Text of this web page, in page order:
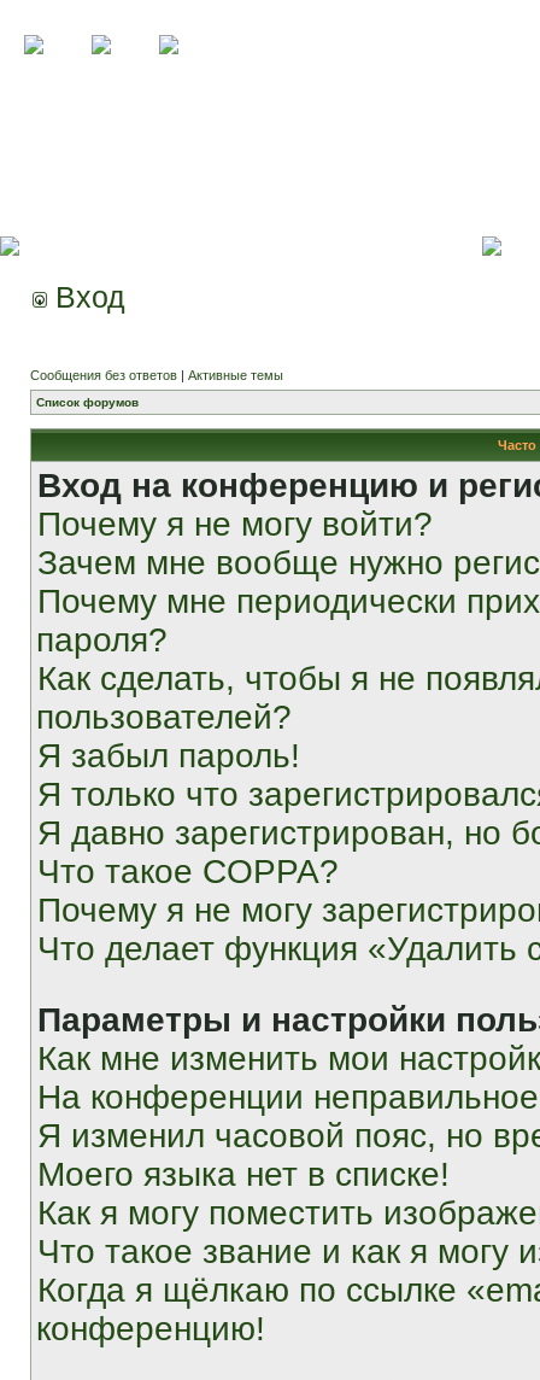
Вход
Сообщения без ответов | Активные темы
Список форумов
Вход на конференцию и
Почему я не могу войти?
Зачем мне вообще нужно
Почему мне периодически
пароля?
Как сделать, чтобы я не
пользователей?
Я забыл пароль!
Я только что
Я давно зарегистрирован, но
Что такое COPPA?
Почему я не могу
Что делает функция «Удалить
Параметры и настройки
Как мне изменить мои
На конференции
Я изменил часовой пояс, но
Моего языка нет в списке!
Как я могу поместить
Что такое звание и как я могу
Когда я щёлкаю по ссылке
конференцию!